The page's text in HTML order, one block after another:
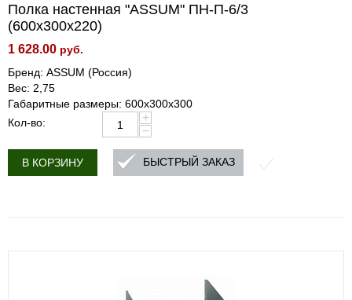
Полка настенная "ASSUM" ПН-П-6/3
(600х300х220)
1 628.00 руб.
Бренд: ASSUM (Россия)
Вес: 2,75
Габаритные размеры: 600х300х300
Кол-во:
+
−
В КОРЗИНУ БЫСТРЫЙ ЗАКАЗ